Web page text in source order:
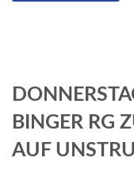
BINGER RG
AUF